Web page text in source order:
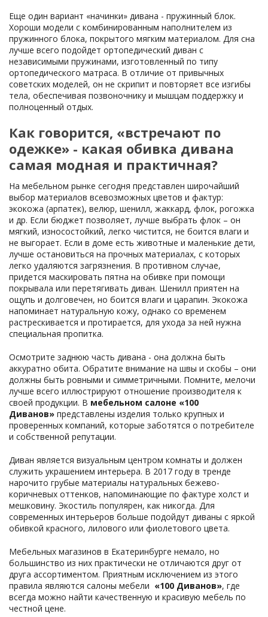
Еще один вариант «начинки» дивана - пружинный блок.
Хороши модели с комбинированным наполнителем из
пружинного блока, покрытого мягким материалом. Для сна
лучше всего подойдет ортопедический диван с
независимыми пружинами, изготовленный по типу
ортопедического матраса. В отличие от привычных
советских моделей, он не скрипит и повторяет все изгибы
тела, обеспечивая позвоночнику и мышцам поддержку и
полноценный отдых.
Как говорится, «встречают по
одежке» - какая обивка дивана
самая модная и практичная?
На мебельном рынке сегодня представлен широчайший
выбор материалов всевозможных цветов и фактур:
экокожа (арпатек), велюр, шенилл, жаккард, флок, рогожка
и др. Если бюджет позволяет, лучше выбрать флок – он
мягкий, износостойкий, легко чистится, не боится влаги и
не выгорает. Если в доме есть животные и маленькие дети,
лучше остановиться на прочных материалах, с которых
легко удаляются загрязнения. В противном случае,
придется маскировать пятна на обивке при помощи
покрывала или перетягивать диван. Шенилл приятен на
ощупь и долговечен, но боится влаги и царапин. Экокожа
напоминает натуральную кожу, однако со временем
растрескивается и протирается, для ухода за ней нужна
специальная пропитка.
Осмотрите заднюю часть дивана - она должна быть
аккуратно обита. Обратите внимание на швы и скобы – они
должны быть ровными и симметричными. Помните, мелочи
лучше всего иллюстрируют отношение производителя к
своей продукции. В мебельном салоне «100
Диванов» представлены изделия только крупных и
проверенных компаний, которые заботятся о потребителе
и собственной репутации.
Диван является визуальным центром комнаты и должен
служить украшением интерьера. В 2017 году в тренде
нарочито грубые материалы натуральных бежево-
коричневых оттенков, напоминающие по фактуре холст и
мешковину. Экостиль популярен, как никогда. Для
современных интерьеров больше подойдут диваны с яркой
обивкой красного, лилового или фиолетового цвета.
Мебельных магазинов в Екатеринбурге немало, но
большинство из них практически не отличаются друг от
друга ассортиментом. Приятным исключением из этого
правила являются салоны мебели «100 Диванов», где
всегда можно найти качественную и красивую мебель по
честной цене.